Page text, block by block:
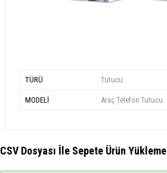
TÜRÜ Tutucu
MODELİ Araç Telefon Tutucu
CSV Dosyası İle Sepete Ürün Yükleme